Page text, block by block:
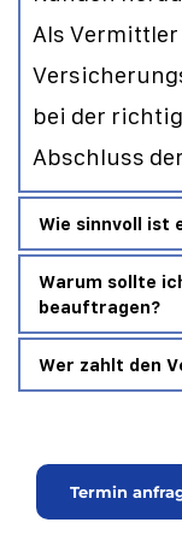
Als
bei der
Abschluss
Wie sinnvoll ist
Der
Kundinnen
Beratung
Warum sollte
beauftragen?
Durch die
gewähren
Wer zahlt den
Kunden
Vergütung
Termin